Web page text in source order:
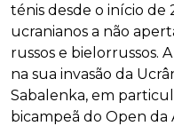
ténis desde o início de
ucranianos a não
russos e bielorrussos.
na sua invasão da
Sabalenka, em
bicampeã do Open da